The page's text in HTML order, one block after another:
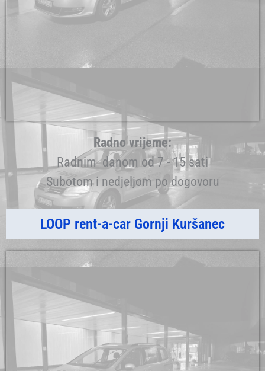
Radno vrijeme:
Radnim danom od 7 - 15 sati
Subotom i nedjeljom po dogovoru
LOOP rent-a-car Gornji Kuršanec